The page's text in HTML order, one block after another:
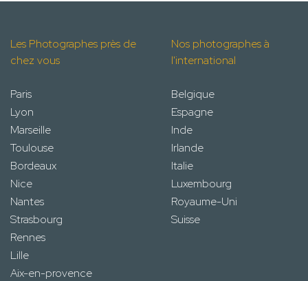
Les Photographes près de
chez vous
Paris
Lyon
Marseille
Toulouse
Bordeaux
Nice
Nantes
Strasbourg
Rennes
Lille
Aix-en-provence
Nos photographes à
l'international
Belgique
Espagne
Inde
Irlande
Italie
Luxembourg
Royaume-Uni
Suisse